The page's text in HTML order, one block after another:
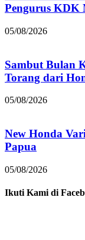
Pengurus KDK
05/08/2026
Sambut Bulan
Torang dari
05/08/2026
New Honda
Papua
05/08/2026
Ikuti Kami di